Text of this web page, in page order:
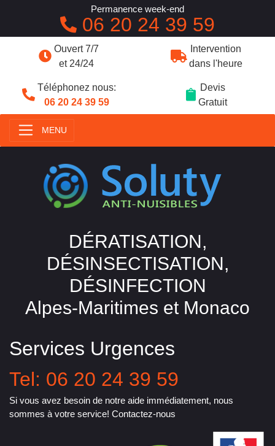
Ouvert 7/7
et 24/24
Intervention
dans l'heure
Téléphonez nous:
06 20 24 39 59
Devis
Gratuit
MENU
DÉRATISATION,
DÉSINSECTISATION,
DÉSINFECTION
Alpes-Maritimes et Monaco
Services Urgences
Tel: 06 20 24 39 59
Si vous avez besoin de notre aide immédiatement, nous
sommes à votre service! Contactez-nous
Permanence week-end
06 20 24 39 59